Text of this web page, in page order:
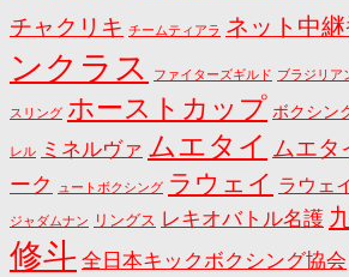
チャクリキ チームティアラ ネット中
ンクラス
ファイターズギルド ブラジリア
スリング ホーストカップ ボクシン
レル ミネルヴァ ムエタイ ムエタ
ーク
ュートボクシング ラウェイ ラウェ
ジャダムナン リングス レキオバトル名護
修斗 全日本キックボクシング協会